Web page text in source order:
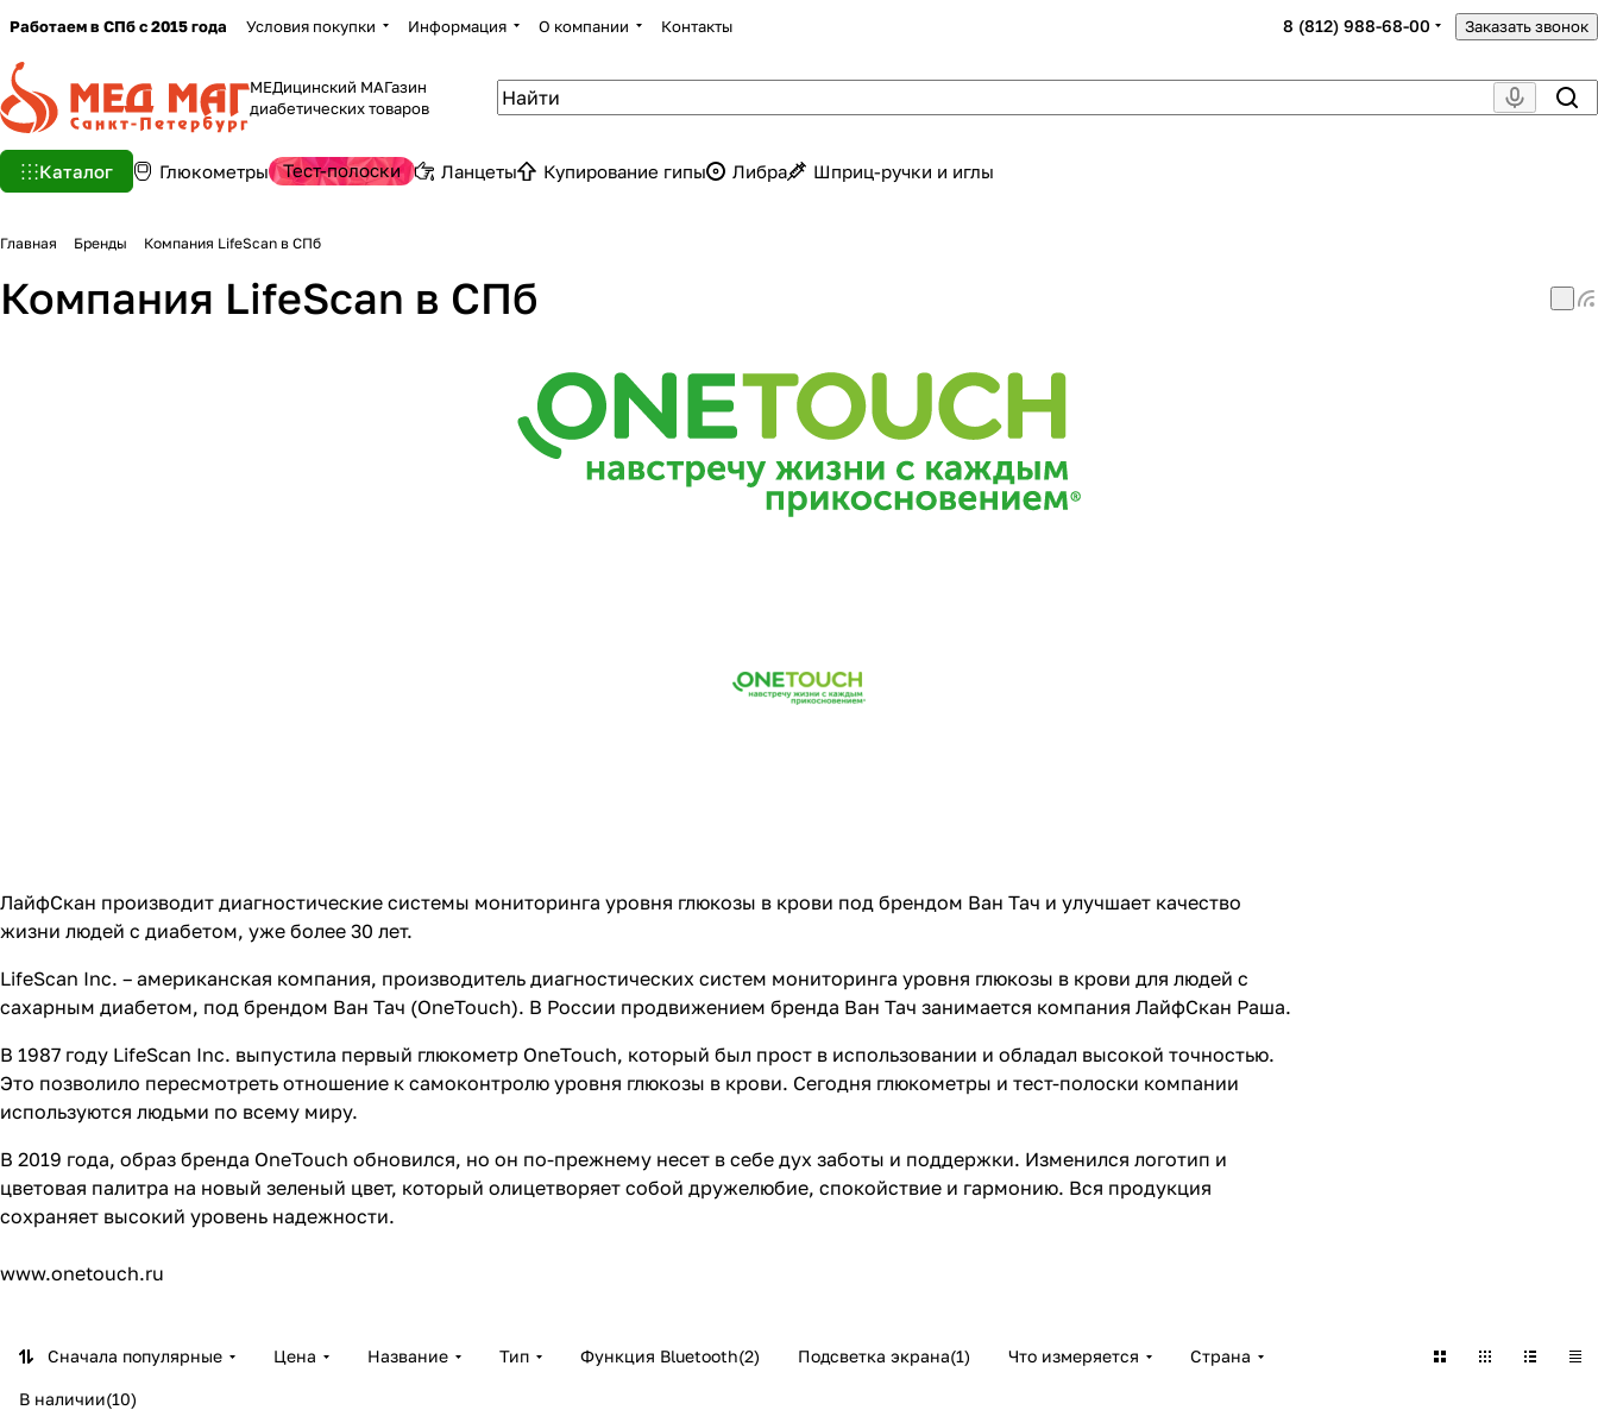
Работаем в СПб с 2015 года Условия покупки Информация О компании Контакты 8 (812) 988-68-00 Заказать звонок
МЕДицинский МАГазин
диабетических товаров
Каталог Глюкометры Тест-полоски Ланцеты Купирование гипы Либра Шприц-ручки и иглы
Главная Бренды Компания LifeScan в СПб
Компания LifeScan в СПб
ЛайфСкан производит диагностические системы мониторинга уровня глюкозы в крови под брендом Ван Тач и улучшает качество
жизни людей с диабетом, уже более 30 лет.
LifeScan Inc. – американская компания, производитель диагностических систем мониторинга уровня глюкозы в крови для людей с
сахарным диабетом, под брендом Ван Тач (OneTouch). В России продвижением бренда Ван Тач занимается компания ЛайфСкан Раша.
В 1987 году LifeScan Inc. выпустила первый глюкометр OneTouch, который был прост в использовании и обладал высокой точностью.
Это позволило пересмотреть отношение к самоконтролю уровня глюкозы в крови. Сегодня глюкометры и тест-полоски компании
используются людьми по всему миру.
В 2019 года, образ бренда OneTouch обновился, но он по-прежнему несет в себе дух заботы и поддержки. Изменился логотип и
цветовая палитра на новый зеленый цвет, который олицетворяет собой дружелюбие, спокойствие и гармонию. Вся продукция
сохраняет высокий уровень надежности.
www.onetouch.ru
Сначала популярные Цена Название Тип Функция Bluetooth(2) Подсветка экрана(1) Что измеряется Страна
В наличии(10)